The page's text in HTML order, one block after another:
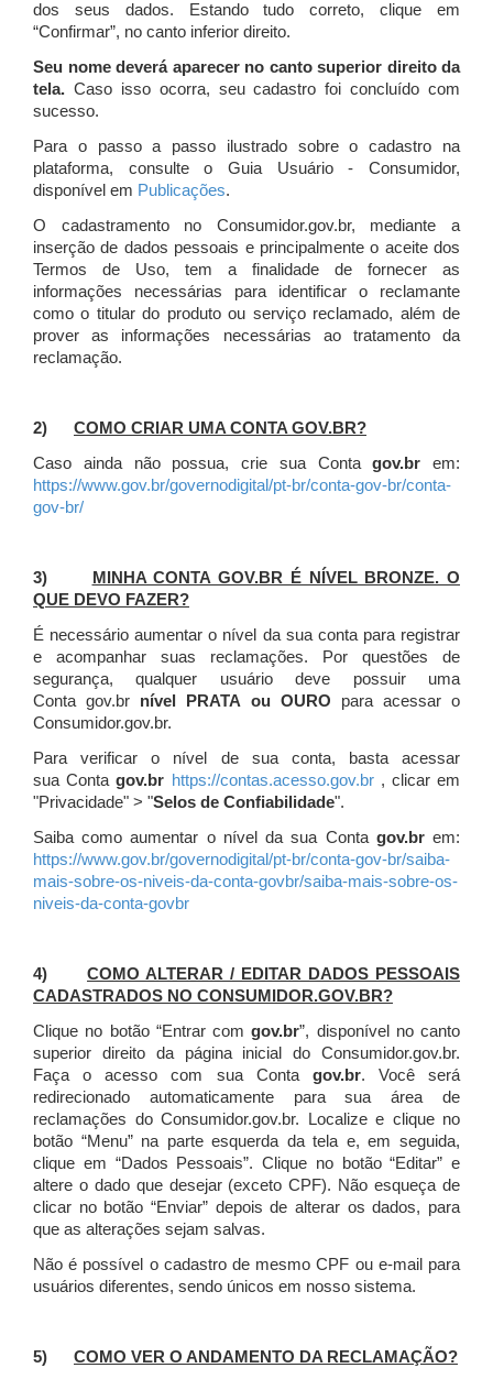
dos seus dados. Estando tudo correto, clique em
“Confirmar”, no canto inferior direito.
Seu nome deverá aparecer no canto superior direito da
tela. Caso isso ocorra, seu cadastro foi concluído com
sucesso.
Para o passo a passo ilustrado sobre o cadastro na
plataforma, consulte o Guia Usuário - Consumidor,
disponível em Publicações.
O cadastramento no Consumidor.gov.br, mediante a
inserção de dados pessoais e principalmente o aceite dos
Termos de Uso, tem a finalidade de fornecer as
informações necessárias para identificar o reclamante
como o titular do produto ou serviço reclamado, além de
prover as informações necessárias ao tratamento da
reclamação.
2) COMO CRIAR UMA CONTA GOV.BR?
Caso ainda não possua, crie sua Contagov.br em:
https://www.gov.br/governodigital/pt-br/conta-gov-br/conta-
gov-br/
3)
MINHA CONTA GOV.BR É NÍVEL BRONZE. O
QUE DEVO FAZER?
É necessário aumentar o nível da sua conta para registrar
e acompanhar suas reclamações. Por questões de
segurança, qualquer usuário deve possuir uma
Conta gov.br nível PRATA ou OURO para acessar o
Consumidor.gov.br.
Para verificar o nível de sua conta, basta acessar
sua Contagov.br https://contas.acesso.gov.br, clicar em
"Privacidade" > "Selos de Confiabilidade".
Saiba como aumentar o nível da sua Conta gov.brem:
https://www.gov.br/governodigital/pt-br/conta-gov-br/saiba-
mais-sobre-os-niveis-da-conta-govbr/saiba-mais-sobre-os-
niveis-da-conta-govbr
4) COMO ALTERAR / EDITAR DADOS PESSOAIS
CADASTRADOS NO CONSUMIDOR.GOV.BR?
Clique no botão “Entrar comgov.br”, disponível no canto
superior direito da página inicial do Consumidor.gov.br.
Faça o acesso com sua Conta gov.br. Você será
redirecionado automaticamente para sua área de
reclamações do Consumidor.gov.br.
Localize e clique no
botão “Menu” na parte esquerda da tela e, em seguida,
clique em “Dados Pessoais”. Clique no botão “Editar” e
altere o dado que desejar (exceto CPF). Não esqueça de
clicar no botão “Enviar” depois de alterar os dados, para
que as alterações sejam salvas.
Não é possível o cadastro de mesmo CPF ou e-mail para
usuários diferentes, sendo únicos em nosso sistema.
5) COMO VER O ANDAMENTO DA RECLAMAÇÃO?